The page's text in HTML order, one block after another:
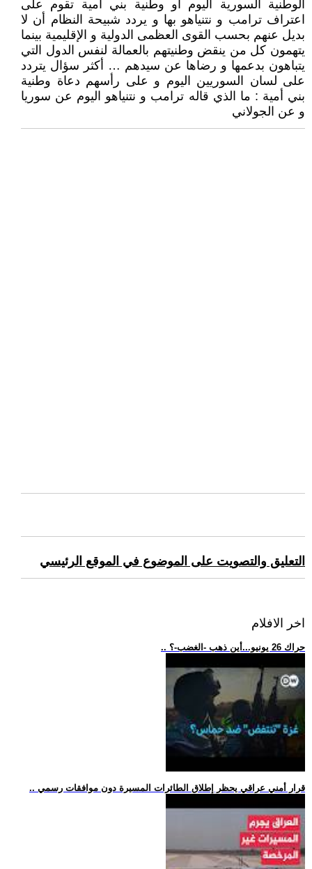
الوطنية السورية اليوم أو وطنية بني أمية تقوم على
اعتراف ترامب و نتنياهو بها و يردد شبيحة النظام أن لا
بديل عنهم بحسب القوى العظمى الدولية و الإقليمية بينما
يتهمون كل من ينقض وطنيتهم بالعمالة لنفس الدول التي
يتباهون بدعمها و رضاها عن سيدهم … أكثر سؤال يتردد
على لسان السوريين اليوم و على رأسهم دعاة وطنية
بني أمية : ما الذي قاله ترامب و نتنياهو اليوم عن سوريا
و عن الجولاني
التعليق والتصويت على الموضوع في الموقع الرئيسي
اخر الافلام
.. حراك 26 يونيو...أين ذهب -الغضب-؟
.. قرار أمني عراقي يحظر إطلاق الطائرات المسيرة دون موافقات رسمي